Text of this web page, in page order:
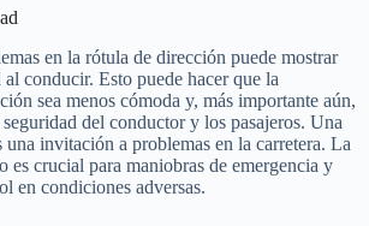
en la rótula de dirección puede mostrar
conducir. Esto puede hacer que la
sea menos cómoda y, más importante aún,
del conductor y los pasajeros. Una
una invitación a problemas en la carretera. La
es crucial para maniobras de emergencia y
en condiciones adversas.